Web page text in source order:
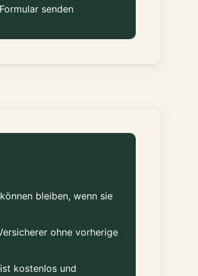
senden
bleiben, wenn sie
ohne vorherige
kostenlos und